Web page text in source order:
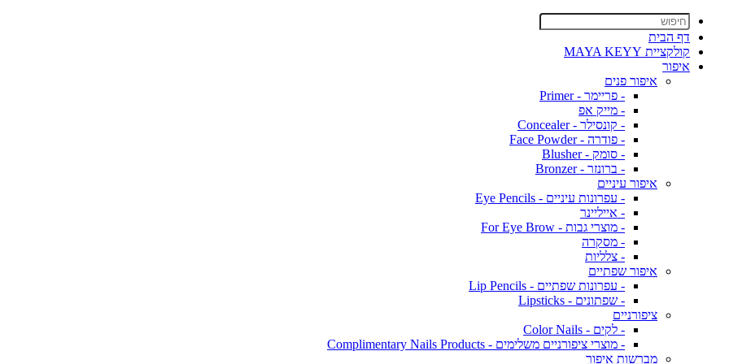
דף הבית
קולקציית MAYA KEYY
איפור
איפור פנים
- פריימר - Primer
- מייק אפ
- קונסילר - Concealer
- פודרה - Face Powder
- סומק - Blusher
- ברונזר - Bronzer
איפור עיניים
- עפרונות עיניים - Eye Pencils
- אייליינר
- מוצרי גבות - For Eye Brow
- מסקרה
- צלליות
איפור שפתיים
- עפרונות שפתיים - Lip Pencils
- שפתונים - Lipsticks
ציפורניים
- לקים - Color Nails
- מוצרי ציפורניים משלימים - Complimentary Nails Products
מברשות איפור